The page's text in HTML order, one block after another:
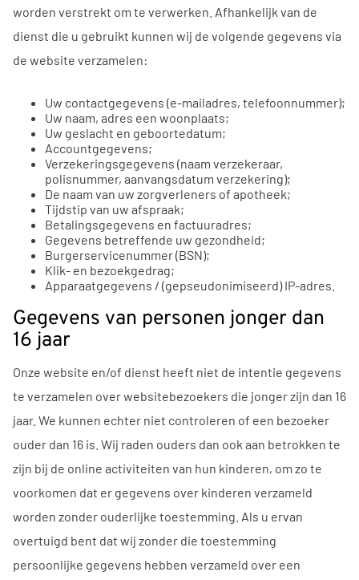
worden verstrekt om te verwerken. Afhankelijk van de
dienst die u gebruikt kunnen wij de volgende gegevens via
de website verzamelen:
Uw contactgegevens (e-mailadres, telefoonnummer);
Uw naam, adres een woonplaats;
Uw geslacht en geboortedatum;
Accountgegevens;
Verzekeringsgegevens (naam verzekeraar,
polisnummer, aanvangsdatum verzekering);
De naam van uw zorgverleners of apotheek;
Tijdstip van uw afspraak;
Betalingsgegevens en factuuradres;
Gegevens betreffende uw gezondheid;
Burgerservicenummer (BSN);
Klik- en bezoekgedrag;
Apparaatgegevens / (gepseudonimiseerd) IP-adres.
Gegevens van personen jonger dan
16 jaar
Onze website en/of dienst heeft niet de intentie gegevens
te verzamelen over websitebezoekers die jonger zijn dan 16
jaar. We kunnen echter niet controleren of een bezoeker
ouder dan 16 is. Wij raden ouders dan ook aan betrokken te
zijn bij de online activiteiten van hun kinderen, om zo te
voorkomen dat er gegevens over kinderen verzameld
worden zonder ouderlijke toestemming. Als u ervan
overtuigd bent dat wij zonder die toestemming
persoonlijke gegevens hebben verzameld over een